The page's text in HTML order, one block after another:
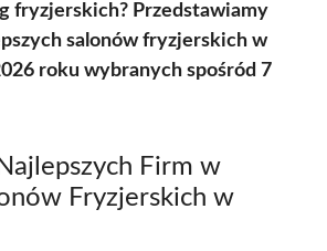
fryzjerskich? Przedstawiamy
salonów fryzjerskich w
roku wybranych spośród 7
Firm w
Fryzjerskich w